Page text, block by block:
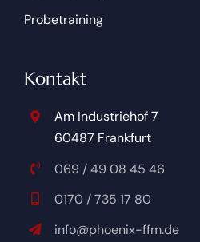
Probetraining
Kontakt
Am Industriehof 7
60487 Frankfurt
069 / 49 08 45 46
0170 / 735 17 80
info@phoenix-ffm.de